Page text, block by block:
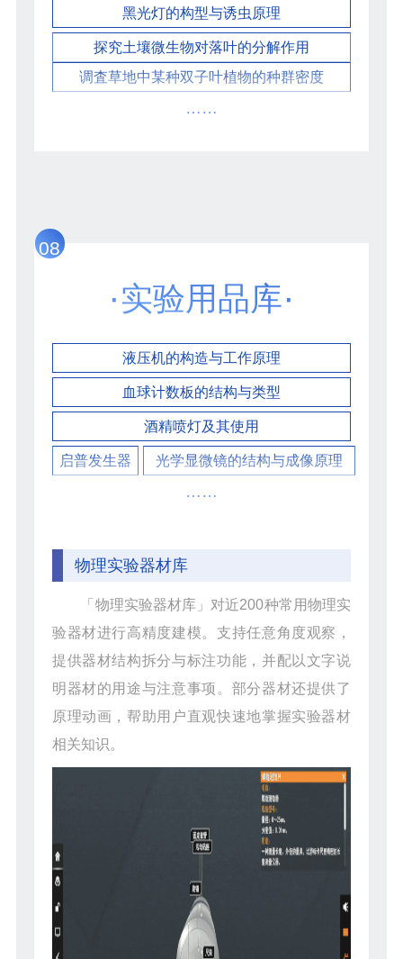
黑光灯的构型与诱虫原理
探究土壤微生物对落叶的分解作用
调査草地中某种双子叶植物的种群密度
……
08
·实验用品库·
液压机的构造与工作原理
血球计数板的结构与类型
酒精喷灯及其使用
启普发生器 光学显微镜的结构与成像原理
……
物理实验器材库
「物理实验器材库」对近200种常用物理实
验器材进行高精度建模。支持任意角度观察，
提供器材结构拆分与标注功能，并配以文字说
明器材的用途与注意事项。部分器材还提供了
原理动画，帮助用户直观快速地掌握实验器材
相关知识。